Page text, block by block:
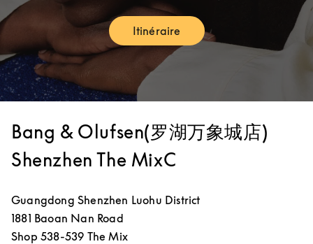
ItinéraireLink Opens in New Tab
Bang & Olufsen(罗湖万象城店)
Shenzhen The MixC
Guangdong Shenzhen Luohu District
1881 Baoan Nan Road
Shop 538-539 The Mix